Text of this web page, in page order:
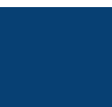
8